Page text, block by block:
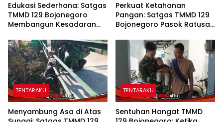
Edukasi Sederhana: Satgas
TMMD 129 Bojonegoro
Membangun Kesadaran
Lingkungan di Kesongo
Perkuat Ketahanan
Pangan: Satgas TMMD 129
Bojonegoro Pasok Ratusan
Kesongo
TENTARAKU
Menyambung Asa di Atas
TENTARAKU
Sentuhan Hangat TMMD